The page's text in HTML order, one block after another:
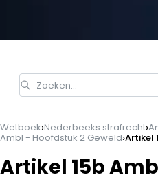
Zoeken…
Wetboek›Nederbeeks strafrecht›
AmbI - Hoofdstuk 2 Geweld›Artikel
Artikel 15b